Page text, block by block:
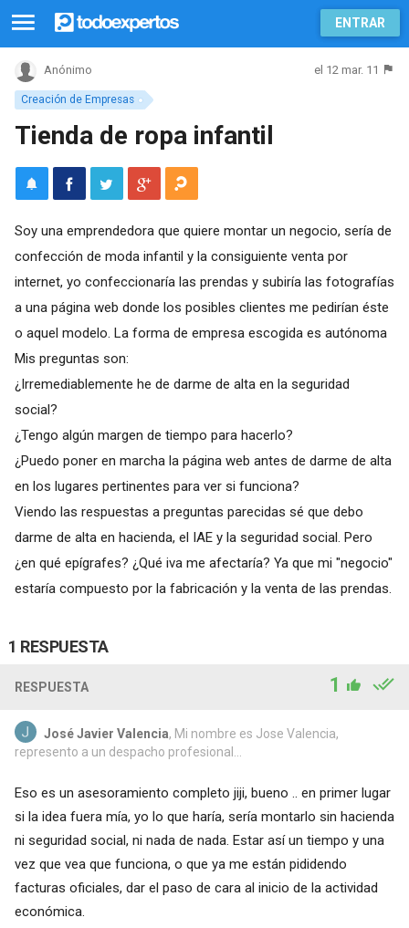
ENTRAR
Creación de Empresas
Anónimo el 12 mar. 11
Tienda de ropa infantil
Soy una emprendedora que quiere montar un negocio, sería de
confección de moda infantil y la consiguiente venta por
internet, yo confeccionaría las prendas y subiría las fotografías
a una página web donde los posibles clientes me pedirían éste
o aquel modelo. La forma de empresa escogida es autónoma
Mis preguntas son:
¿Irremediablemente he de darme de alta en la seguridad
social?
¿Tengo algún margen de tiempo para hacerlo?
¿Puedo poner en marcha la página web antes de darme de alta
en los lugares pertinentes para ver si funciona?
Viendo las respuestas a preguntas parecidas sé que debo
darme de alta en hacienda, el IAE y la seguridad social. Pero
¿en qué epígrafes? ¿Qué iva me afectaría? Ya que mi "negocio"
estaría compuesto por la fabricación y la venta de las prendas.
1 RESPUESTA
RESPUESTA 1
José Javier Valencia, Mi nombre es Jose Valencia,
represento a un despacho profesional...
Eso es un asesoramiento completo jiji, bueno .. en primer lugar
si la idea fuera mía, yo lo que haría, sería montarlo sin hacienda
ni seguridad social, ni nada de nada. Estar así un tiempo y una
vez que vea que funciona, o que ya me están pididendo
facturas oficiales, dar el paso de cara al inicio de la actividad
económica.